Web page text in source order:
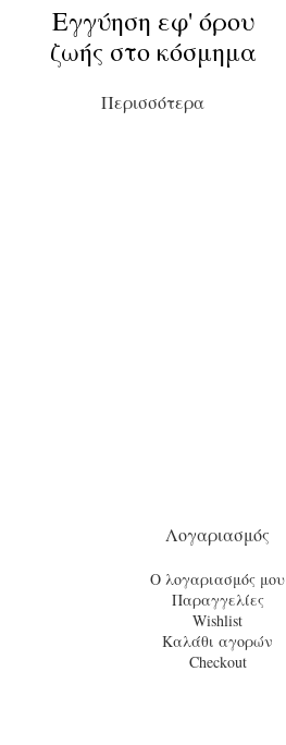
Εγγύηση εφ' όρου
ζωής στο κόσμημα
Περισσότερα
Λογαριασμός
Ο λογαριασμός μου
Παραγγελίες
Wishlist
Καλάθι αγορών
Checkout